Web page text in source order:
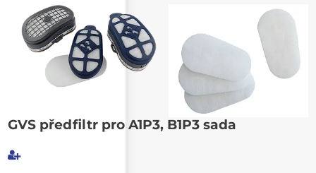
GVS předfiltr pro A1P3, B1P3 sada